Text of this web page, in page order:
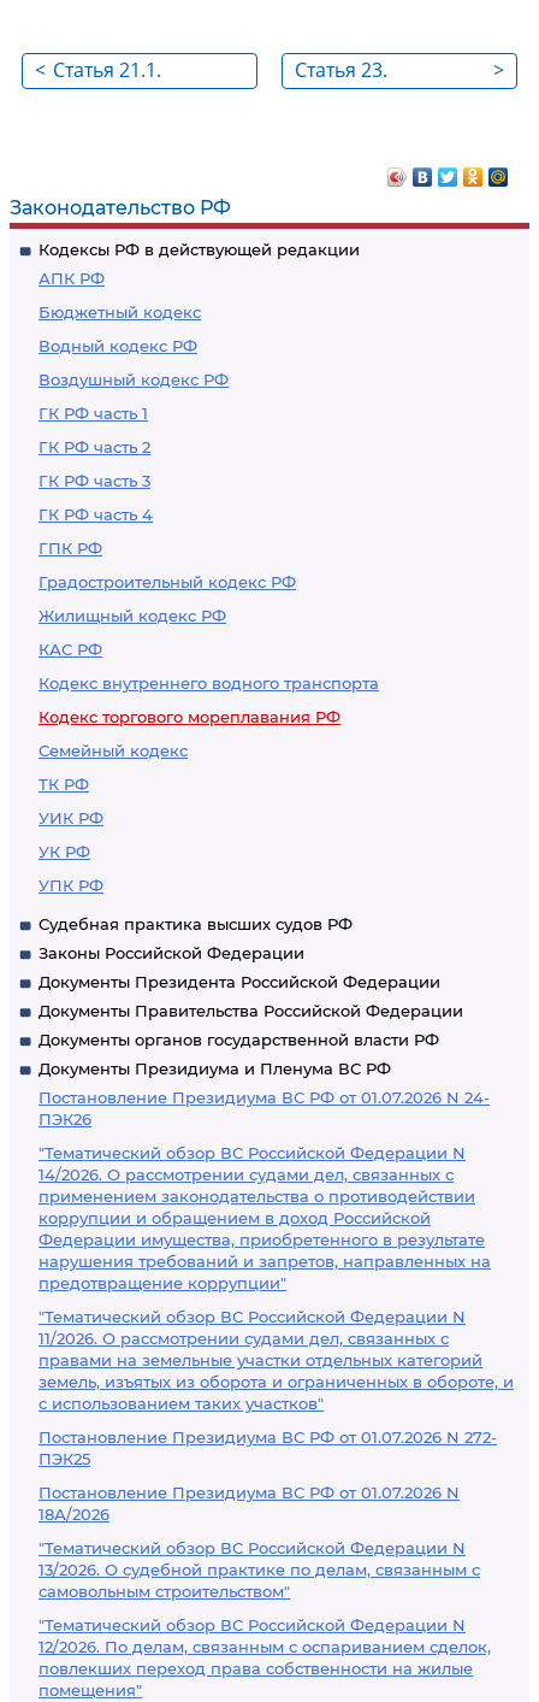
Законодательство РФ
Кодексы РФ в действующей редакции
АПК РФ
Бюджетный кодекс
Водный кодекс РФ
Воздушный кодекс РФ
ГК РФ часть 1
ГК РФ часть 2
ГК РФ часть 3
ГК РФ часть 4
ГПК РФ
Градостроительный кодекс РФ
Жилищный кодекс РФ
КАС РФ
Кодекс внутреннего водного транспорта
Кодекс торгового мореплавания РФ
Семейный кодекс
ТК РФ
УИК РФ
УК РФ
УПК РФ
Судебная практика высших судов РФ
Законы Российской Федерации
Документы Президента Российской Федерации
Документы Правительства Российской Федерации
Документы органов государственной власти РФ
Документы Президиума и Пленума ВС РФ
Постановление Президиума ВС РФ от 01.07.2026 N 24-
ПЭК26
"Тематический обзор ВС Российской Федерации N
14/2026. О рассмотрении судами дел, связанных с
применением законодательства о противодействии
коррупции и обращением в доход Российской
Федерации имущества, приобретенного в результате
нарушения требований и запретов, направленных на
предотвращение коррупции"
"Тематический обзор ВС Российской Федерации N
11/2026. О рассмотрении судами дел, связанных с
правами на земельные участки отдельных категорий
земель, изъятых из оборота и ограниченных в обороте, и
с использованием таких участков"
Постановление Президиума ВС РФ от 01.07.2026 N 272-
ПЭК25
Постановление Президиума ВС РФ от 01.07.2026 N
18А/2026
"Тематический обзор ВС Российской Федерации N
13/2026. О судебной практике по делам, связанным с
самовольным строительством"
"Тематический обзор ВС Российской Федерации N
12/2026. По делам, связанным с оспариванием сделок,
повлекших переход права собственности на жилые
помещения"
< Статья 21.1.
>
Статья 23.